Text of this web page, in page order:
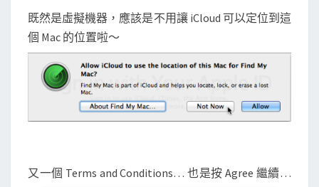
既然是虛擬機器，應該是不用讓 iCloud 可以定位到這
個 Mac 的位置啦～
又一個 Terms and Conditions… 也是按 Agree 繼續…